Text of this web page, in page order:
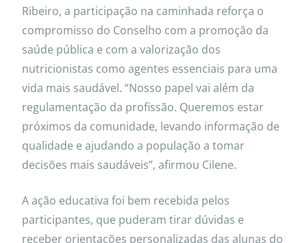
Ribeiro, a participação na caminhada reforça o
compromisso do Conselho com a promoção da
saúde pública e com a valorização dos
nutricionistas como agentes essenciais para uma
vida mais saudável. “Nosso papel vai além da
regulamentação da profissão. Queremos estar
próximos da comunidade, levando informação de
qualidade e ajudando a população a tomar
decisões mais saudáveis”, afirmou Cilene.
A ação educativa foi bem recebida pelos
participantes, que puderam tirar dúvidas e
receber orientações personalizadas das alunas do